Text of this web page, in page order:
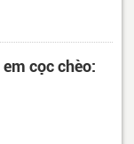
cọc chèo: